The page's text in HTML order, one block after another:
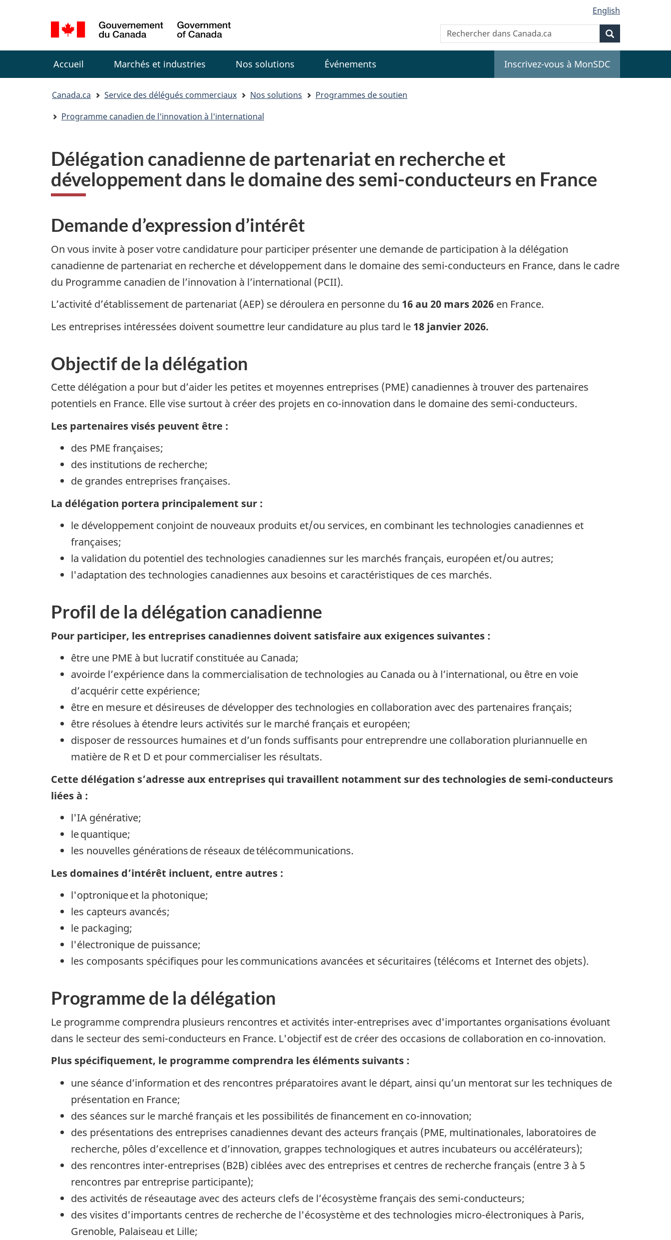
du
»
simplifiée
de
la
langue
English
Canada
Recherche
Rechercher
dans
Canada.ca
Menu
Accueil Marchés et industries Nos solutions Événements Inscrivez-vous à MonSDC
You
here:
Canada.ca Service des délégués commerciaux Nos solutions
Programmes de soutien
Programme canadien de l'innovation à l'international
Délégation canadienne de partenariat en recherche et
développement dans le domaine des semi-conducteurs en France
Demande d’expression d’intérêt
On vous invite à poser votre candidature pour participer présenter une demande de participation à la délégation
canadienne de partenariat en recherche et développement dans le domaine des semi-conducteurs en France, dans le cadre
du Programme canadien de l’innovation à l’international (PCII).
L’activité d’établissement de partenariat (AEP) se déroulera en personne du 16 au 20 mars 2026 en France.
Les entreprises intéressées doivent soumettre leur candidature au plus tard le 18 janvier 2026.
Objectif de la délégation
Cette délégation a pour but d’aider les petites et moyennes entreprises (PME) canadiennes à trouver des partenaires
potentiels en France. Elle vise surtout à créer des projets en co-innovation dans le domaine des semi-conducteurs.
Les partenaires visés peuvent être :
des PME françaises;
des institutions de recherche;
de grandes entreprises françaises.
La délégation portera principalement sur :
le développement conjoint de nouveaux produits et/ou services, en combinant les technologies canadiennes et
françaises;
la validation du potentiel des technologies canadiennes sur les marchés français, européen et/ou autres;
l'adaptation des technologies canadiennes aux besoins et caractéristiques de ces marchés.
Profil de la délégation canadienne
Pour participer, les entreprises canadiennes doivent satisfaire aux exigences suivantes :
être une PME à but lucratif constituée au Canada;
avoirde l’expérience dans la commercialisation de technologies au Canada ou à l’international, ou être en voie
d’acquérir cette expérience;
être en mesure et désireuses de développer des technologies en collaboration avec des partenaires français;
être résolues à étendre leurs activités sur le marché français et européen;
disposer de ressources humaines et d’un fonds suffisants pour entreprendre une collaboration pluriannuelle en
matière de R et D et pour commercialiser les résultats.
Cette délégation s’adresse aux entreprises qui travaillent notamment sur des technologies de semi-conducteurs
liées à :
l'IA générative;
le quantique;
les nouvelles générations de réseaux de télécommunications.
Les domaines d’intérêt incluent, entre autres :
l'optronique et la photonique;
les capteurs avancés;
le packaging;
l'électronique de puissance;
les composants spécifiques pour les communications avancées et sécuritaires (télécoms et Internet des objets).
Programme de la délégation
Le programme comprendra plusieurs rencontres et activités inter-entreprises avec d'importantes organisations évoluant
dans le secteur des semi-conducteurs en France. L'objectif est de créer des occasions de collaboration en co-innovation.
Plus spécifiquement, le programme comprendra les éléments suivants :
une séance d’information et des rencontres préparatoires avant le départ, ainsi qu’un mentorat sur les techniques de
présentation en France;
des séances sur le marché français et les possibilités de financement en co-innovation;
des présentations des entreprises canadiennes devant des acteurs français (PME, multinationales, laboratoires de
recherche, pôles d’excellence et d’innovation, grappes technologiques et autres incubateurs ou accélérateurs);
des rencontres inter-entreprises (B2B) ciblées avec des entreprises et centres de recherche français (entre 3 à 5
rencontres par entreprise participante);
des activités de réseautage avec des acteurs clefs de l’écosystème français des semi-conducteurs;
des visites d'importants centres de recherche de l'écosystème et des technologies micro-électroniques à Paris,
Grenoble, Palaiseau et Lille;